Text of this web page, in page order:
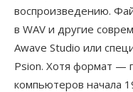
воспроизведению.
в WAV и другие
Awave Studio или
Psion. Хотя формат —
компьютеров начала